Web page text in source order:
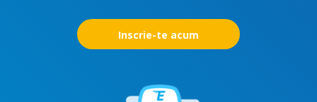
Inscrie-te acum